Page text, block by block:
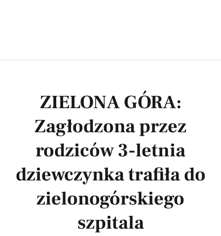
ZIELONA GÓRA:
Zagłodzona przez
rodziców 3-letnia
dziewczynka trafiła do
zielonogórskiego
szpitala